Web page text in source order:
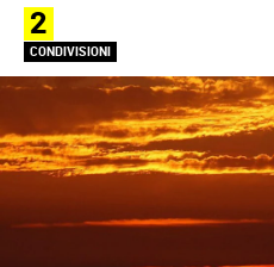
2
CONDIVISIONI